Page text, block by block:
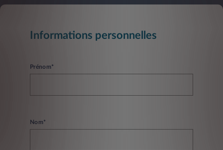
Informations personnelles
Prénom*
Nom*